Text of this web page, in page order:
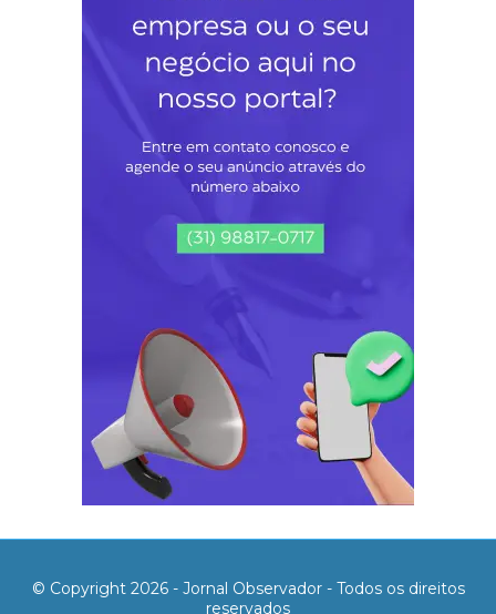
© Copyright 2026 - Jornal Observador - Todos os direitos
reservados